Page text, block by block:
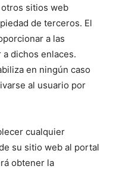
otros sitios web
de terceros. El
a las
dichos enlaces.
en ningún caso
al usuario por
cualquier
su sitio web al portal
obtener la